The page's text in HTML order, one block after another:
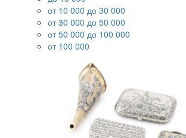
от 10 000 до 30 000
от 30 000 до 50 000
от 50 000 до 100 000
от 100 000